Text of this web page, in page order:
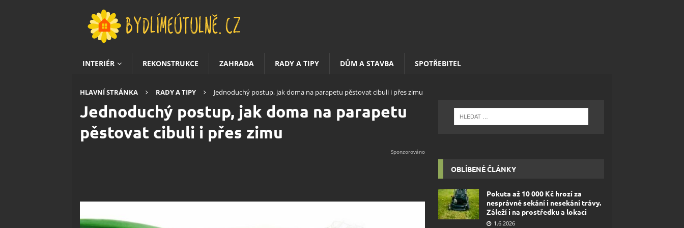
INTERIÉR REKONSTRUKCE ZAHRADA RADY A TIPY DŮM A STAVBA SPOTŘEBITEL
HLAVNÍ STRÁNKA RADY A TIPY Jednoduchý postup, jak doma na parapetu pěstovat cibuli i přes zimu
Jednoduchý postup, jak doma na parapetu
pěstovat cibuli i přes zimu
OBLÍBENÉ ČLÁNKY
Pokuta až 10 000 Kč hrozí za
nesprávné sekání i nesekání trávy.
Záleží i na prostředku a lokaci
1.6.2026